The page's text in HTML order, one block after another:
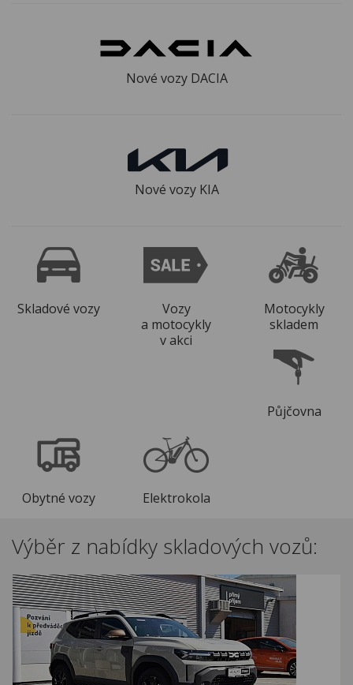
Nové vozy DACIA
Nové vozy KIA
Skladové vozy
Vozy
a motocykly
v akci
Motocykly
skladem
Půjčovna
Obytné vozy Elektrokola
Výběr z nabídky skladových vozů: